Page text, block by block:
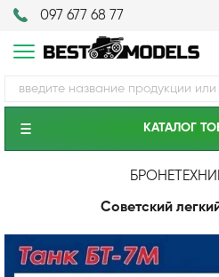
097 677 68 77
КАТАЛОГ
Советский